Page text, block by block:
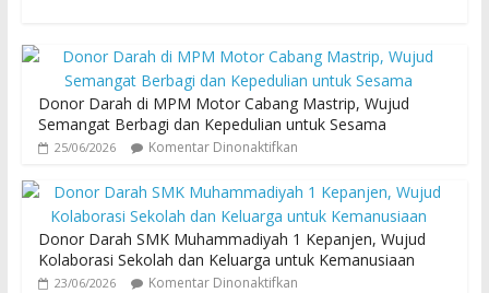
Donor Darah di MPM Motor Cabang Mastrip, Wujud
Semangat Berbagi dan Kepedulian untuk Sesama
25/06/2026 Komentar Dinonaktifkan
Donor Darah SMK Muhammadiyah 1 Kepanjen, Wujud
Kolaborasi Sekolah dan Keluarga untuk Kemanusiaan
23/06/2026 Komentar Dinonaktifkan